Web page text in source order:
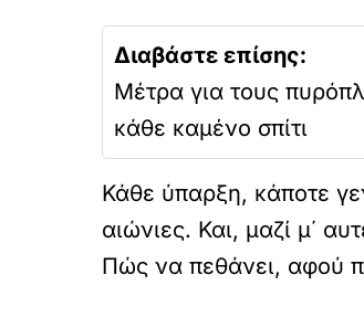
Διαβάστε επίσης:
Μέτρα για τους
κάθε καμένο σπίτι
Κάθε ύπαρξη, κάποτε
αιώνιες. Και, μαζί μ΄
Πώς να πεθάνει, αφού